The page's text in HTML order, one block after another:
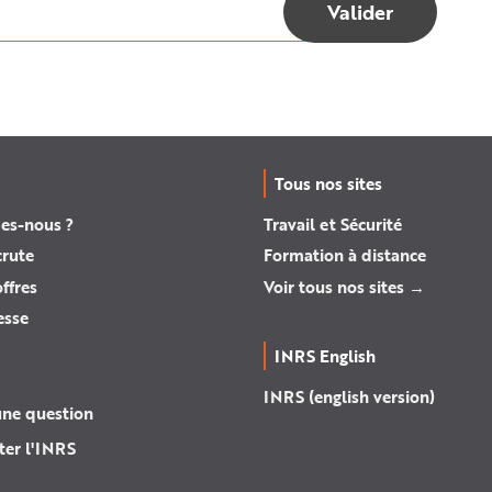
nous ?
question
l'INRS
Tous nos sites
Travail et Sécurité
Formation à distance
Voir tous nos sites →
INRS English
INRS (english version)